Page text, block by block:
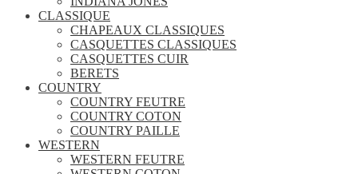
CLASSIQUE
CHAPEAUX CLASSIQUES
CASQUETTES CLASSIQUES
CASQUETTES CUIR
BERETS
COUNTRY
COUNTRY FEUTRE
COUNTRY COTON
COUNTRY PAILLE
WESTERN
WESTERN FEUTRE